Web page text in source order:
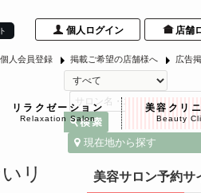
個人ログイン
店舗
広告
掲載ご希望の店舗様へ
人会員登録
現在地から探す
リラクゼーション
Relaxation Salon
美容クリ
Beauty
リ
美容サロン予約